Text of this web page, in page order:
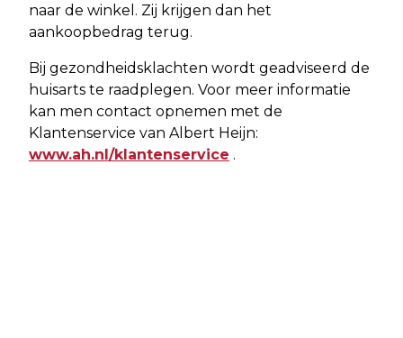
naar de winkel. Zij krijgen dan het
aankoopbedrag terug.
Bij gezondheidsklachten wordt geadviseerd de
huisarts te raadplegen. Voor meer informatie
kan men contact opnemen met de
Klantenservice van Albert Heijn:
www.ah.nl/klantenservice .